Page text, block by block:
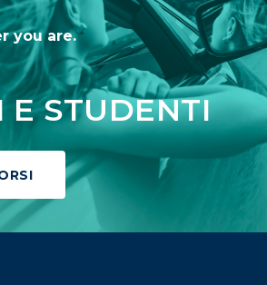
you are.
E STUDENTI